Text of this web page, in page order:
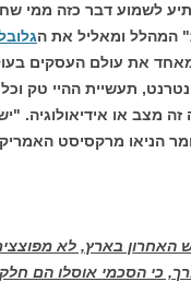
לשמוע דבר כזה ממי
המהלל ומאליל את ה
את עולם העסקים
תעשיית ההיי טק
מצב או אידיאולוגיה.
הניאו מרקסיסט
האחרון בארץ, לא
כי הסכמי אוסלו הם חלק